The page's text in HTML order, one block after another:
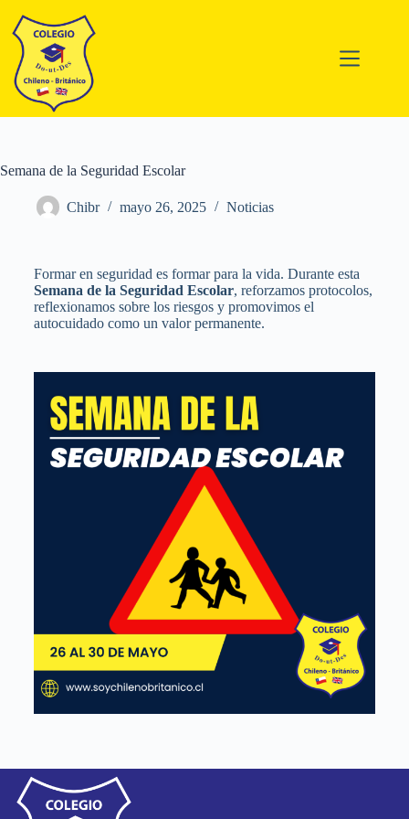
Semana de la Seguridad Escolar
Chibr mayo 26, 2025 Noticias
Formar en seguridad es formar para la vida. Durante esta
Semana de la Seguridad Escolar, reforzamos protocolos,
reflexionamos sobre los riesgos y promovimos el
autocuidado como un valor permanente.